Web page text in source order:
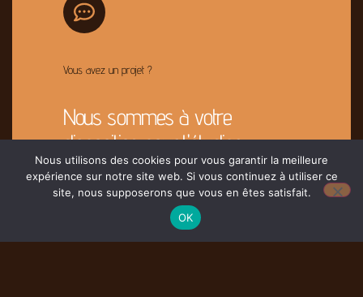
Vous avez un projet ?
Nous sommes à votre
disposition pour l'étudier
Contacter Nous
Nous utilisons des cookies pour vous garantir la meilleure
expérience sur notre site web. Si vous continuez à utiliser ce
site, nous supposerons que vous en êtes satisfait.
OK